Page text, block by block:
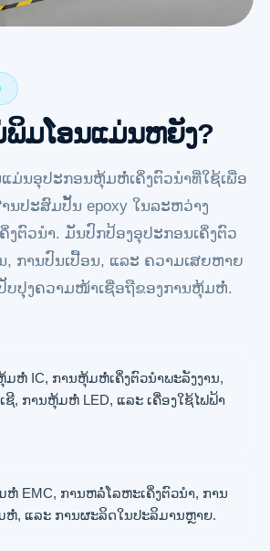
ພິມໂອນແມ່ນຫຍັງ?
ມ່ນອຸປະກອນຫຸ້ມຫໍ່ເຄິ່ງຕົວນຳທີ່ໃຊ້ເພື່ອ
ປະສົມປັ້ນ epoxy ໃນລະຫວ່າງ
ຕົວນຳ. ມັນປົກປ້ອງອຸປະກອນເຄິ່ງຕົວ
ການປົນເປື້ອນ, ແລະ ຄວາມເສຍຫາຍ
ບປຸງຄວາມໜ້າເຊື່ອຖືຂອງການຫຸ້ມຫໍ່.
ຫໍ່ IC, ການຫຸ້ມຫໍ່ເຄິ່ງຕົວນຳພະລັງງານ,
, ການຫຸ້ມຫໍ່ LED, ແລະ ເຄື່ອງໃຊ້ໄຟຟ້າ
EMC, ການຫລໍ່ໂລຫະເຄິ່ງຕົວນຳ, ການ
ຫໍ່, ແລະ ການຜະລິດໃນປະລິມານຫຼາຍ.